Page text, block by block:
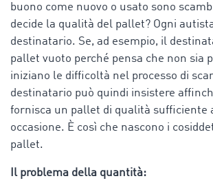
buono come nuovo o usato sono
decide la qualità del pallet? Ogni
destinatario. Se, ad esempio, il
pallet vuoto perché pensa che non sia
iniziano le difficoltà nel processo di
destinatario può quindi insistere
fornisca un pallet di qualità sufficiente
occasione. È così che nascono i
pallet.
Il problema della quantità: